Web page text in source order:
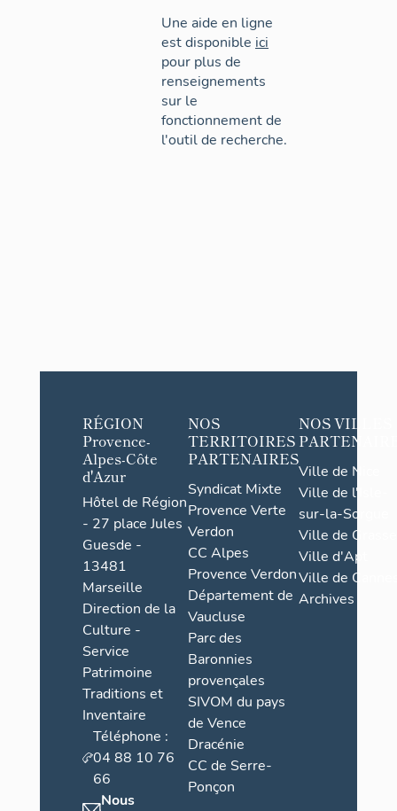
Une aide en ligne
est disponible ici
pour plus de
renseignements
sur le
fonctionnement de
l'outil de recherche.
RÉGION
Provence-
Alpes-Côte
d'Azur
Hôtel de Région
- 27 place Jules
Guesde -
13481
Marseille
Direction de la
Culture -
Service
Patrimoine
Traditions et
Inventaire
Téléphone :
04 88 10 76
66
Nous
NOS
TERRITOIRES
PARTENAIRES
Syndicat Mixte
Provence Verte
Verdon
CC Alpes
Provence Verdon
Département de
Vaucluse
Parc des
Baronnies
provençales
SIVOM du pays
de Vence
Dracénie
CC de Serre-
Ponçon
NOS VILLES
Ville de Nice
Ville de l'Isle-
sur-la-Sorgue
Ville de Grasse
Ville d'Apt
Ville de
Archives